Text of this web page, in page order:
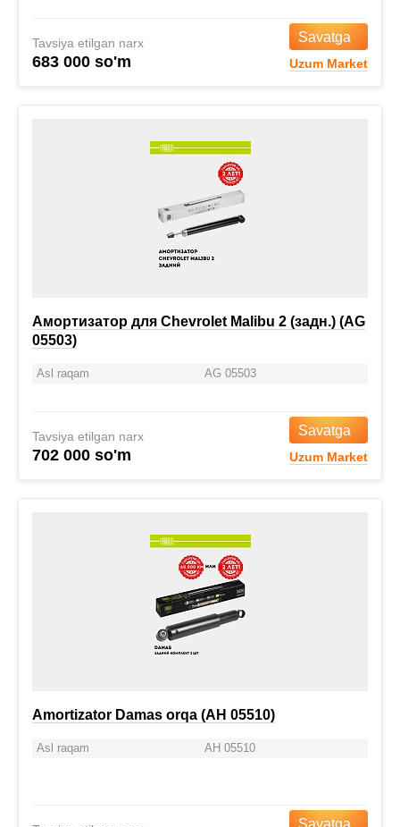
Tavsiya etilgan narx
683 000 so'm
Savatga
Uzum Market
Амортизатор для Chevrolet Malibu 2 (задн.) (AG
05503)
Asl raqam AG 05503
Tavsiya etilgan narx
702 000 so'm
Savatga
Uzum Market
Amortizator Damas orqa (AH 05510)
Asl raqam AH 05510